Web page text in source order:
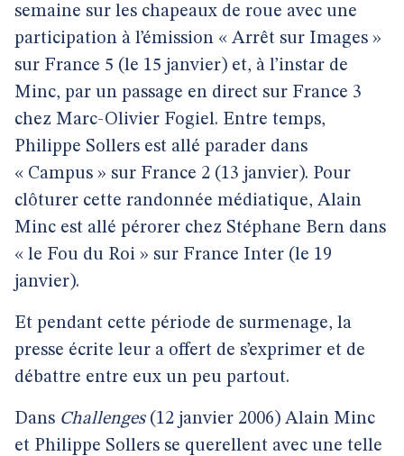
semaine sur les chapeaux de roue avec une
participation à l’émission « Arrêt sur Images »
sur France 5 (le 15 janvier) et, à l’instar de
Minc, par un passage en direct sur France 3
chez Marc-Olivier Fogiel. Entre temps,
Philippe Sollers est allé parader dans
« Campus » sur France 2 (13 janvier). Pour
clôturer cette randonnée médiatique, Alain
Minc est allé pérorer chez Stéphane Bern dans
« le Fou du Roi » sur France Inter (le 19
janvier).
Et pendant cette période de surmenage, la
presse écrite leur a offert de s’exprimer et de
débattre entre eux un peu partout.
Dans Challenges(12 janvier 2006) Alain Minc
et Philippe Sollers se querellent avec une telle